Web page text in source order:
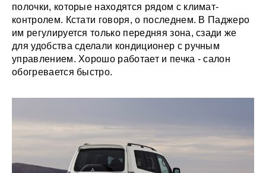
полочки, которые находятся рядом с климат-
контролем. Кстати говоря, о последнем. В Паджеро
им регулируется только передняя зона, сзади же
для удобства сделали кондиционер с ручным
управлением. Хорошо работает и печка - салон
обогревается быстро.